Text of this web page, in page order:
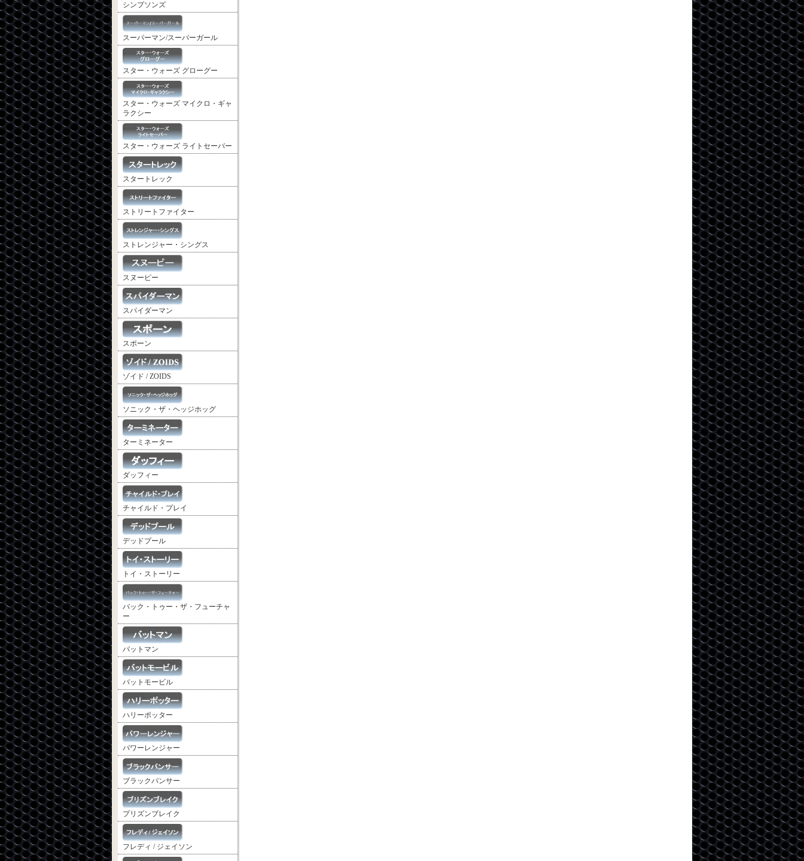
シンプソンズ
スーパーマン/スーパーガール
スター・ウォーズ グローグー
スター・ウォーズ マイクロ・ギャ
ラクシー
スター・ウォーズ ライトセーバー
スタートレック
ストリートファイター
ストレンジャー・シングス
スヌーピー
スパイダーマン
スポーン
ゾイド / ZOIDS
ソニック・ザ・ヘッジホッグ
ターミネーター
ダッフィー
チャイルド・プレイ
デッドプール
トイ・ストーリー
バック・トゥー・ザ・フューチャ
ー
バットマン
バットモービル
ハリーポッター
パワーレンジャー
ブラックパンサー
プリズンブレイク
フレディ / ジェイソン